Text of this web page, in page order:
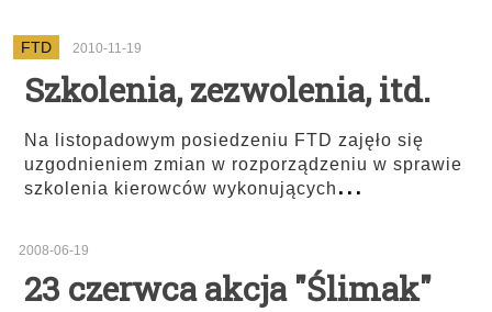
FTD 2010-11-19
Szkolenia, zezwolenia, itd.
Na listopadowym posiedzeniu FTD zajęło się
uzgodnieniem zmian w rozporządzeniu w sprawie
szkolenia kierowców wykonujących ...
2008-06-19
23 czerwca akcja "Ślimak"